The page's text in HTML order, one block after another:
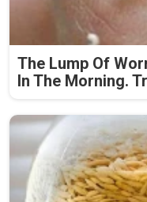
The Lump Of
In The Morning.